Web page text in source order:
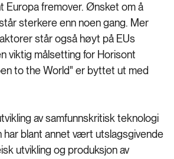
Europa fremover. Ønsket om å
sterkere enn noen gang. Mer
står også høyt på EUs
viktig målsetting for Horisont
to the World" er byttet ut med
av samfunnskritisk teknologi
har blant annet vært utslagsgivende
utvikling og produksjon av